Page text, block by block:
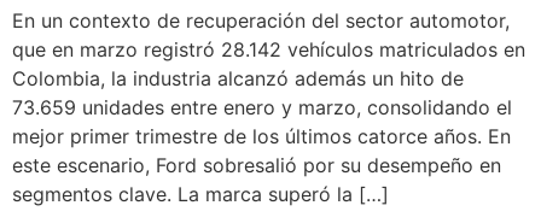
En un contexto de recuperación del sector automotor,
que en marzo registró 28.142 vehículos matriculados en
Colombia, la industria alcanzó además un hito de
73.659 unidades entre enero y marzo, consolidando el
mejor primer trimestre de los últimos catorce años. En
este escenario, Ford sobresalió por su desempeño en
segmentos clave. La marca superó la […]